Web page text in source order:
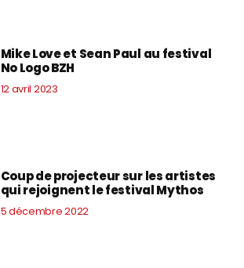
Mike Love et Sean Paul au festival
No Logo BZH
12 avril 2023
Coup de projecteur sur les artistes
qui rejoignent le festival Mythos
5 décembre 2022